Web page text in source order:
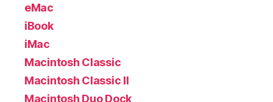
eMac
iBook
iMac
Macintosh Classic
Macintosh Classic II
Macintosh Duo Dock